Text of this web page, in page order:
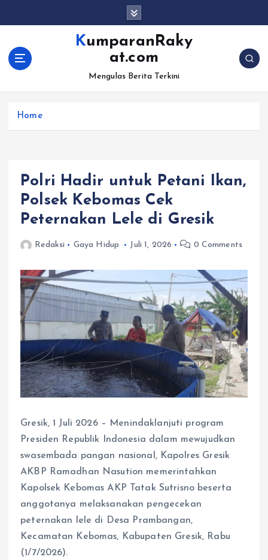
KumparanRaky
at.com
Mengulas Berita Terkini
Home
Polri Hadir untuk Petani Ikan,
Polsek Kebomas Cek
Peternakan Lele di Gresik
Redaksi Gaya Hidup Juli 1, 2026 0 Comments
Gresik, 1 Juli 2026 – Menindaklanjuti program
Presiden Republik Indonesia dalam mewujudkan
swasembada pangan nasional, Kapolres Gresik
AKBP Ramadhan Nasution memerintahkan
Kapolsek Kebomas AKP Tatak Sutrisno beserta
anggotanya melaksanakan pengecekan
peternakan lele di Desa Prambangan,
Kecamatan Kebomas, Kabupaten Gresik, Rabu
(1/7/2026).